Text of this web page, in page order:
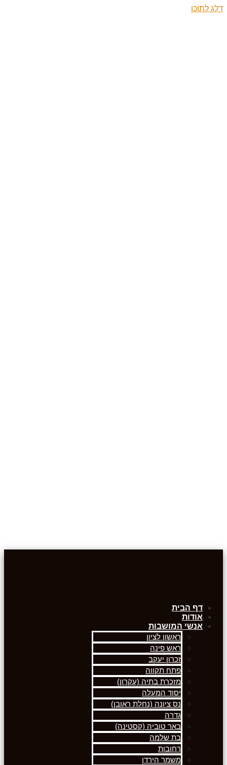
דלג לתוכן
דף הבית
אודות
אנשי המושבות
ראשון לציון
ראש פינה
זכרון יעקב
פתח תקווה
מזכרת בתיה (עקרון)
יסוד המעלה
נס ציונה (נחלת ראובן)
גדרה
באר טוביה (קסטינה)
בת שלמה
רחובות
משמר הירדן